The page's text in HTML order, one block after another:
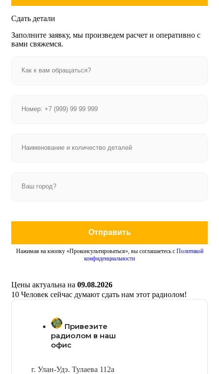
Сдать детали
Заполните заявку, мы произведем расчет и оперативно с
вами свяжемся.
Отправить
Нажимая на кнопку «Проконсультироваться», вы соглашаетесь с Политикой
конфиденциальности
Цены актуальна на 09.08.2026
10 Человек сейчас думают сдать нам этот радиолом!
Привезите
радиолом в наш
офис
г. Улан-Удэ. Тулаева 112а